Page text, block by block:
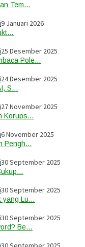
Tem…
9 Januari 2026
25 Desember 2025
Pole…
24 Desember 2025
S…
27 November 2025
Korups…
6 November 2025
Pengh…
30 September 2025
30 September 2025
yang Lu…
30 September 2025
Be…